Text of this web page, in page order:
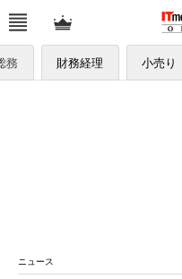
務 財務経理 小売り
ニュース